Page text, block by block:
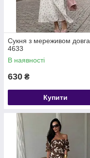
Сукня з мереживом довга
4633
В наявності
630 ₴
Купити